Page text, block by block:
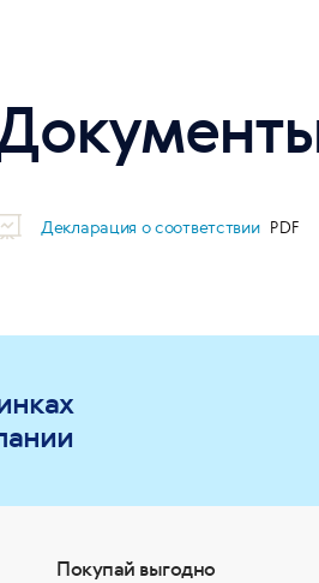
Декларация о соответствии
Покупай выгодно